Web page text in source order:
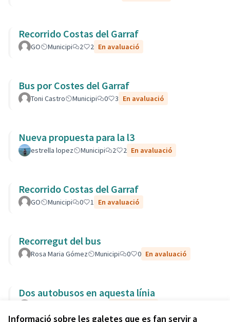
Informació sobre les galetes que es fan servir a
Recorrido Costas del Garraf
GO Municipi 2 2 En avaluació
Bus por Costes del Garraf
Toni Castro Municipi 0 3 En avaluació
Nueva propuesta para la l3
estrella lopez Municipi 2 2 En avaluació
Recorrido Costas del Garraf
GO Municipi 0 1 En avaluació
Recorregut del bus
Rosa Maria Gómez Municipi 0 0 En avaluació
Dos autobusos en aquesta línia